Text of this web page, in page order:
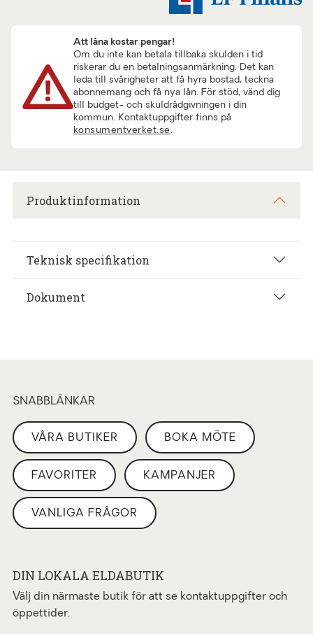
Att låna kostar pengar!
Om du inte kan betala tillbaka skulden i tid
riskerar du en betalningsanmärkning. Det kan
leda till svårigheter att få hyra bostad, teckna
abonnemang och få nya lån. För stöd, vänd dig
till budget- och skuldrådgivningen i din
kommun. Kontaktuppgifter finns på
konsumentverket.se.
Produktinformation
Teknisk specifikation
Dokument
SNABBLÄNKAR
VÅRA BUTIKER BOKA MÖTE
FAVORITER KAMPANJER
VANLIGA FRÅGOR
DIN LOKALA ELDABUTIK
Välj din närmaste butik för att se kontaktuppgifter och
öppettider.